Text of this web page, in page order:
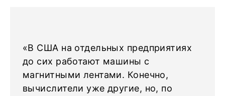
«В США на отдельных предприятиях
до сих работают машины с
магнитными лентами. Конечно,
вычислители уже другие, но, по